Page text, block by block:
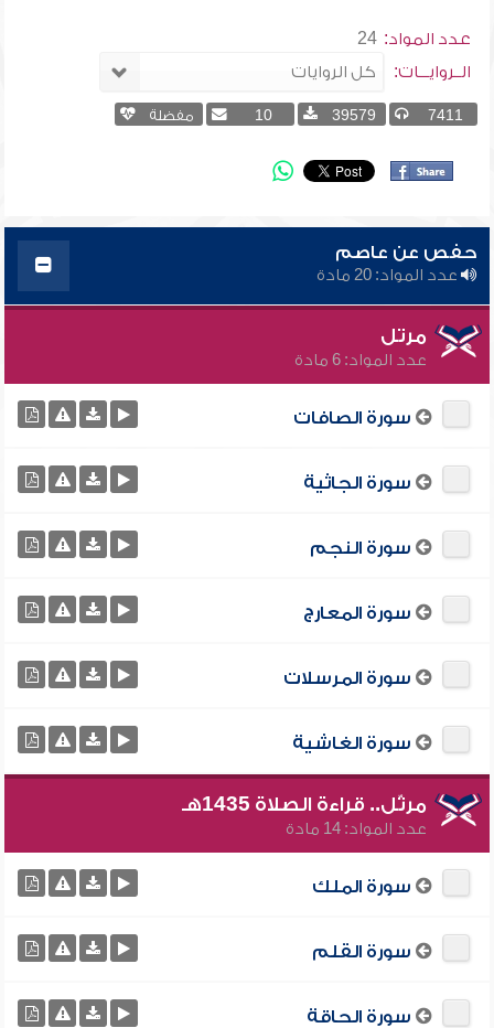
عدد المواد: 24
الــروايـــات:
7411
39579
10 مفضلة
حفص عن عاصم
عدد المواد: 20 مادة
مرتل
عدد المواد: 6 مادة
سورة الصافات
سورة الجاثية
سورة النجم
سورة المعارج
سورة المرسلات
سورة الغاشية
مرتّل.. قراءة الصلاة 1435هـ
عدد المواد: 14 مادة
سورة الملك
سورة القلم
سورة الحاقة